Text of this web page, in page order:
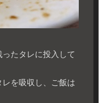
たタレに投入して
を吸収し、ご飯は